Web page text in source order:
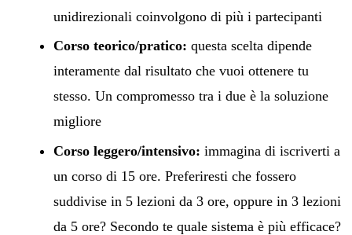
unidirezionali coinvolgono di più i partecipanti
Corso teorico/pratico: questa scelta dipende
interamente dal risultato che vuoi ottenere tu
stesso. Un compromesso tra i due è la soluzione
migliore
Corso leggero/intensivo: immagina di iscriverti a
un corso di 15 ore. Preferiresti che fossero
suddivise in 5 lezioni da 3 ore, oppure in 3 lezioni
da 5 ore? Secondo te quale sistema è più efficace?